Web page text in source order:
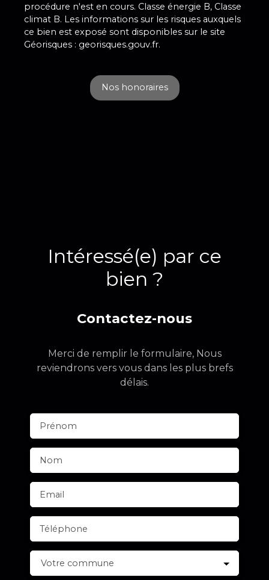
procédure n'est en cours. Classe énergie B, Classe
climat B. Les informations sur les risques auxquels
ce bien est exposé sont disponibles sur le site
Géorisques : georisques.gouv.fr.
Nos honoraires
Intéressé(e) par ce
bien ?
Contactez-nous
Merci de remplir le formulaire, Nous
reviendrons vers vous dans les plus brefs
délais.
Prénom
Nom
Email
Téléphone
Votre commune